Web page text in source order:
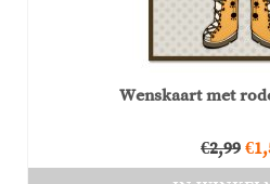
Wenskaart met
€2,99 €